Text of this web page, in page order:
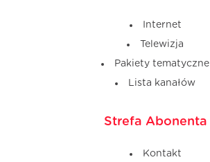
Internet
Telewizja
Pakiety tematyczne
Lista kanałów
Strefa Abonenta
Kontakt